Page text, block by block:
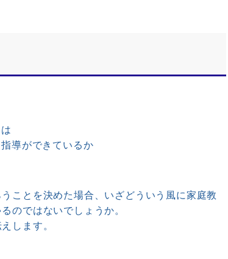
導ができているか
ことを決めた場合、いざどういう風に家庭教
のではないでしょうか。
します。